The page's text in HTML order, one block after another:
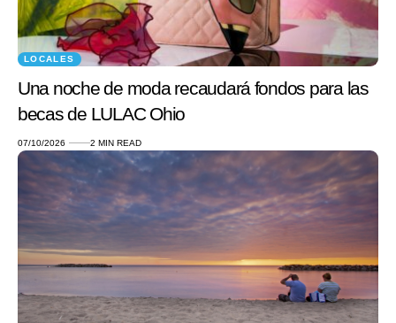
LOCALES
Una noche de moda recaudará fondos para las
becas de LULAC Ohio
07/10/2026 2 MIN READ